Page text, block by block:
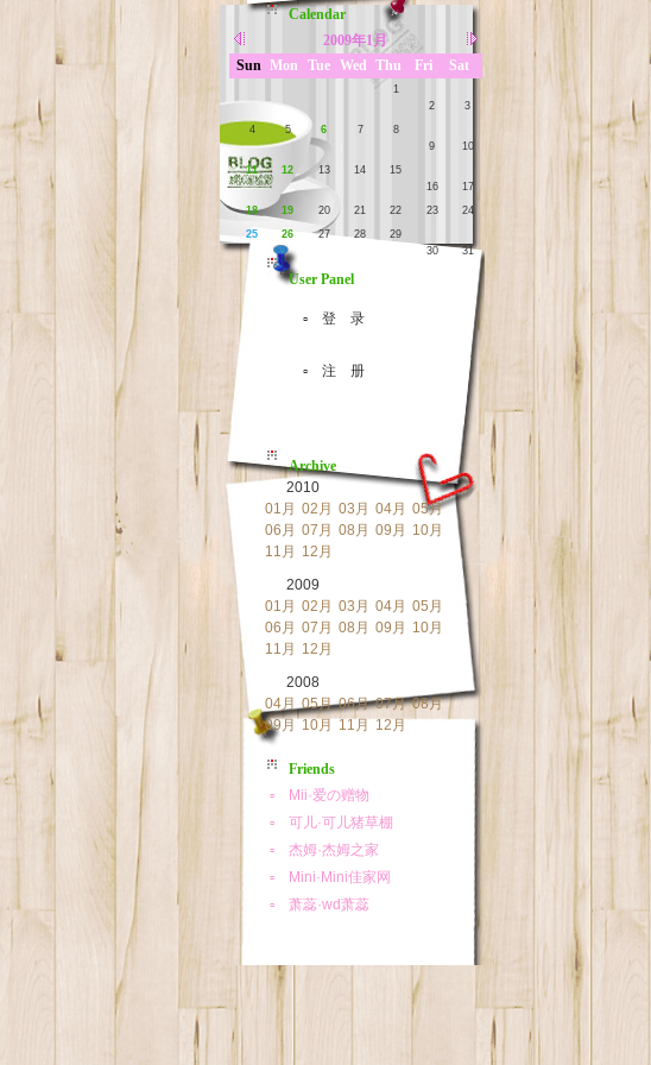
Calendar
2009年1月
Sun Mon Tue Wed Thu Fri Sat
1
2
3
4
5 6 7
8
9
10
11
12 13 14
15
16
17
18
19 20 21 22 23
24
25
26 27 28
29
30
31
User Panel
▫ 登 录
▫ 注 册
Archive
2010
01月 02月 03月 04月 05月
06月 07月 08月 09月
10月
11月
12月
2009
01月 02月 03月 04月 05月
06月 07月 08月 09月
10月
11月
12月
2008
04月 05月 06月 07月 08月
09月
10月 11月 12月
Friends